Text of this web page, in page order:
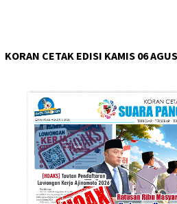
KORAN CETAK EDISI KAMIS 06